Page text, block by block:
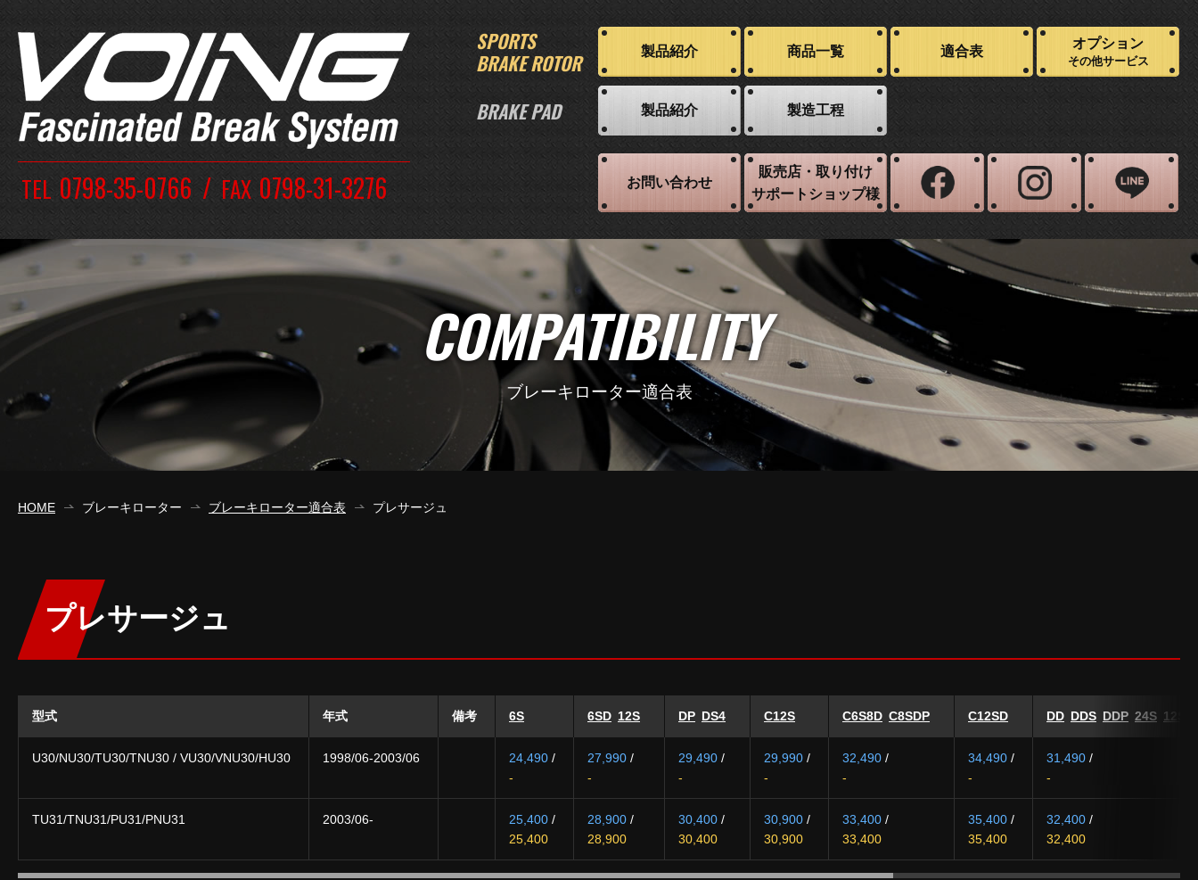
TEL 0798-35-0766 FAX 0798-31-3276
SPORTS
BRAKE ROTOR
製品紹介 商品一覧 適合表
オプション
その他サービス
BRAKE PAD 製品紹介 製造工程
お問い合わせ
販売店・取り付け
サポートショップ様
COMPATIBILITY
ブレーキローター適合表
HOME ブレーキローター ブレーキローター適合表 プレサージュ
プレサージュ
型式 年式 備考 6S 6SD 12S DP DS4 C12S C6S8D C8SDP C12SD DD DDS DDP 24S 12SD
U30/NU30/TU30/TNU30 / VU30/VNU30/HU30 1998/06-2003/06 24,490 /
-
27,990 /
-
29,490 /
-
29,990 /
-
32,490 /
-
34,490 /
-
31,490 /
-
TU31/TNU31/PU31/PNU31 2003/06- 25,400 /
25,400
28,900 /
28,900
30,400 /
30,400
30,900 /
30,900
33,400 /
33,400
35,400 /
35,400
32,400 /
32,400